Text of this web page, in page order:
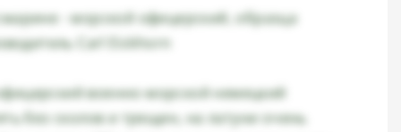
- морской офицерский, образца
Carl Eickhorn
военно-морской немецкий
без сколов и трещин, на латуни очень